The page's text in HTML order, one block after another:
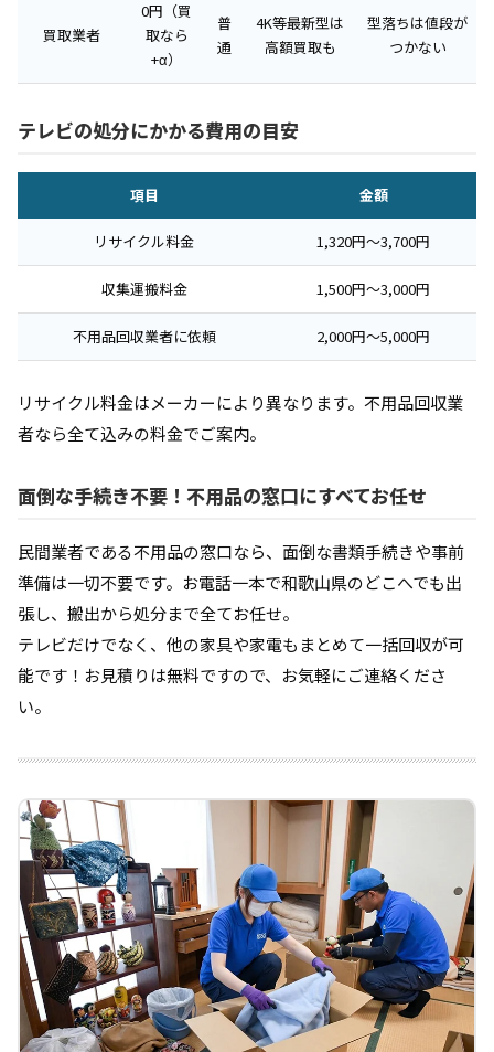
買取業者
0円（買
取なら
+α）
普
通
4K等最新型は
高額買取も
型落ちは値段が
つかない
テレビの処分にかかる費用の目安
項目 金額
リサイクル料金 1,320円〜3,700円
収集運搬料金 1,500円〜3,000円
不用品回収業者に依頼 2,000円〜5,000円
リサイクル料金はメーカーにより異なります。不用品回収業
者なら全て込みの料金でご案内。
面倒な手続き不要！不用品の窓口にすべてお任せ
民間業者である不用品の窓口なら、面倒な書類手続きや事前
準備は一切不要です。お電話一本で和歌山県のどこへでも出
張し、搬出から処分まで全てお任せ。
テレビだけでなく、他の家具や家電もまとめて一括回収が可
能です！お見積りは無料ですので、お気軽にご連絡くださ
い。